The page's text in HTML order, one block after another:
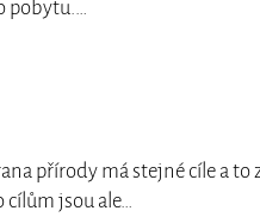
pobytu.…
přírody má stejné cíle a
cílům jsou ale…